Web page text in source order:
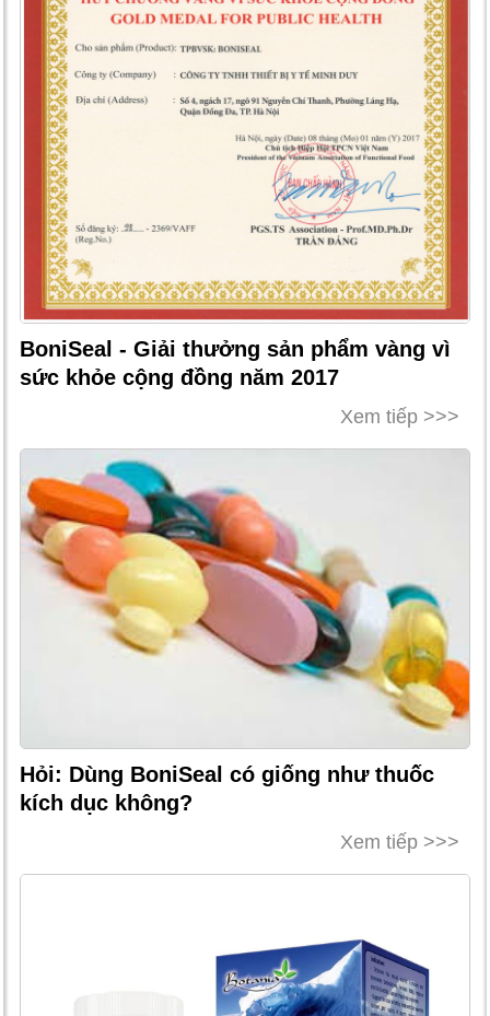
BoniSeal - Giải thưởng sản phẩm vàng vì
sức khỏe cộng đồng năm 2017
Xem tiếp >>>
Hỏi: Dùng BoniSeal có giống như thuốc
kích dục không?
Xem tiếp >>>